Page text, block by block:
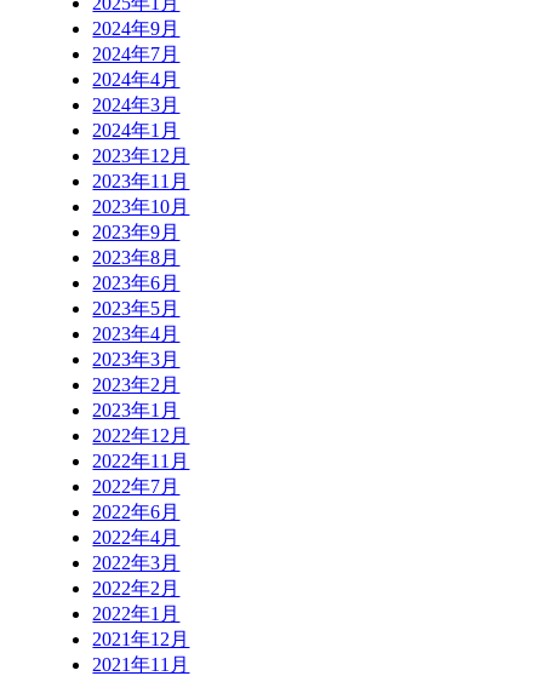
2024年9月
2024年7月
2024年4月
2024年3月
2024年1月
2023年12月
2023年11月
2023年10月
2023年9月
2023年8月
2023年6月
2023年5月
2023年4月
2023年3月
2023年2月
2023年1月
2022年12月
2022年11月
2022年7月
2022年6月
2022年4月
2022年3月
2022年2月
2022年1月
2021年12月
2021年11月